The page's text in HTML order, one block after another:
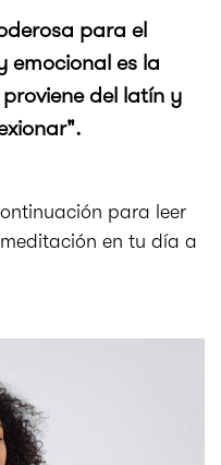
para el
emocional es la
del latín y
para leer
en tu día a